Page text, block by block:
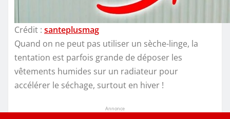
Crédit : santeplusmag
Quand on ne peut pas utiliser un sèche-linge, la
tentation est parfois grande de déposer les
vêtements humides sur un radiateur pour
accélérer le séchage, surtout en hiver !
Annonce